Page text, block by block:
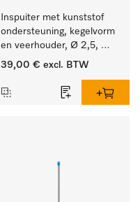
Inspuiter met kunststof
ondersteuning, kegelvorm
en veerhouder, Ø 2,5,
lengte 80 mm.
39,00 € excl. BTW